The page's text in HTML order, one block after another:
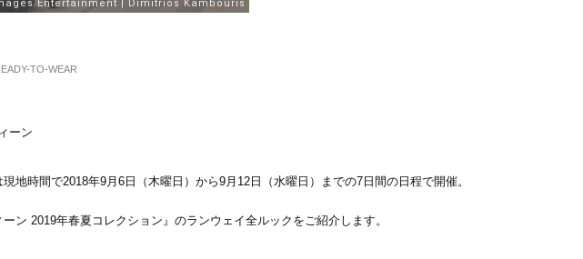
TO-WEAR
ーン
地時間で2018年9月6日（木曜日）から9月12日（水曜日）までの7日間の日程で開催。
ン 2019年春夏コレクション』のランウェイ全ルックをご紹介します。